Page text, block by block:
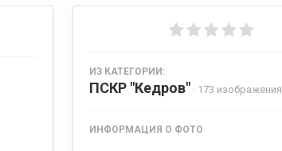
ИЗ КАТЕГОРИИ:
ПСКР "Кедров" · 173 изображения
ИНФОРМАЦИЯ О ФОТО